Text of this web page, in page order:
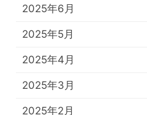
2025年6月
2025年5月
2025年4月
2025年3月
2025年2月